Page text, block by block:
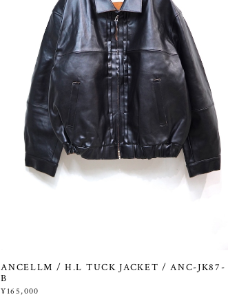
ANCELLM / H.L TUCK JACKET / ANC-JK87-
B
¥165,000